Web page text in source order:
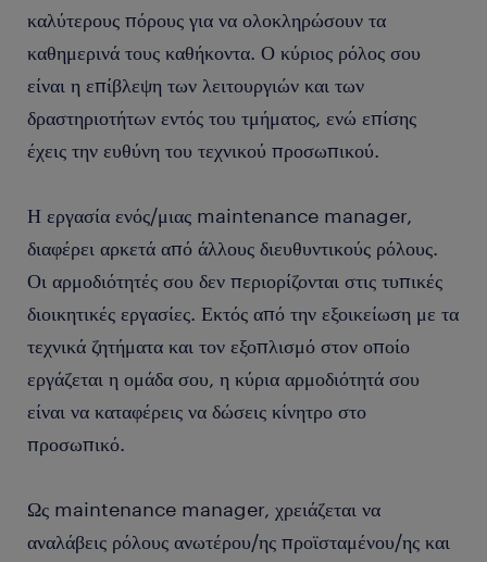
καλύτερους πόρους για να ολοκληρώσουν τα
καθημερινά τους καθήκοντα. Ο κύριος ρόλος σου
είναι η επίβλεψη των λειτουργιών και των
δραστηριοτήτων εντός του τμήματος, ενώ επίσης
έχεις την ευθύνη του τεχνικού προσωπικού.
Η εργασία ενός/μιας maintenance manager,
διαφέρει αρκετά από άλλους διευθυντικούς ρόλους.
Οι αρμοδιότητές σου δεν περιορίζονται στις τυπικές
διοικητικές εργασίες. Εκτός από την εξοικείωση με τα
τεχνικά ζητήματα και τον εξοπλισμό στον οποίο
εργάζεται η ομάδα σου, η κύρια αρμοδιότητά σου
είναι να καταφέρεις να δώσεις κίνητρο στο
προσωπικό.
Ως maintenance manager, χρειάζεται να
αναλάβεις ρόλους ανωτέρου/ης προϊσταμένου/ης και